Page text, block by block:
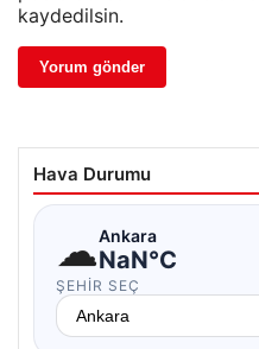
kaydedilsin.
Hava Durumu
☁Ankara
NaN°C
ŞEHIR SEÇ